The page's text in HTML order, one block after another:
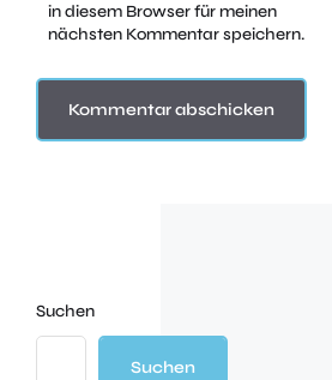
in diesem Browser für meinen
nächsten Kommentar speichern.
Suchen
Suchen